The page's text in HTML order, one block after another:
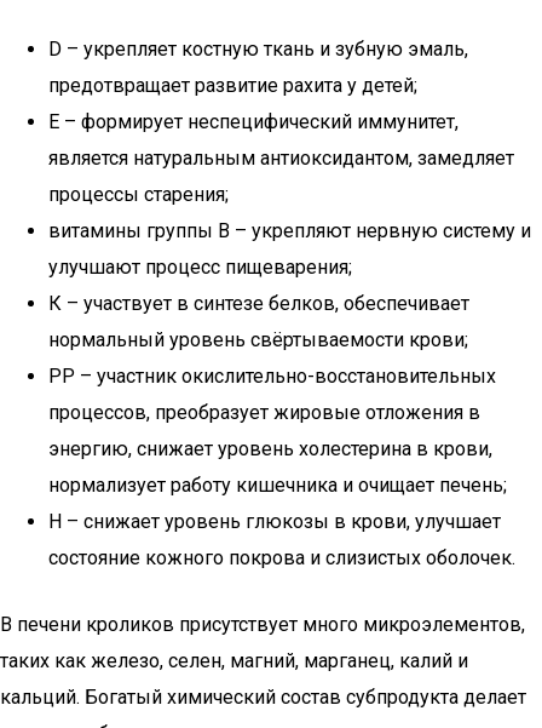
D – укрепляет костную ткань и зубную эмаль,
предотвращает развитие рахита у детей;
Е – формирует неспецифический иммунитет,
является натуральным антиоксидантом, замедляет
процессы старения;
витамины группы В – укрепляют нервную систему и
улучшают процесс пищеварения;
К – участвует в синтезе белков, обеспечивает
нормальный уровень свёртываемости крови;
РР – участник окислительно-восстановительных
процессов, преобразует жировые отложения в
энергию, снижает уровень холестерина в крови,
нормализует работу кишечника и очищает печень;
Н – снижает уровень глюкозы в крови, улучшает
состояние кожного покрова и слизистых оболочек.
В печени кроликов присутствует много микроэлементов,
таких как железо, селен, магний, марганец, калий и
кальций. Богатый химический состав субпродукта делает